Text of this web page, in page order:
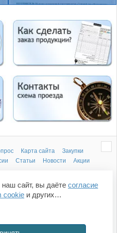
Карта сайта
Закупки
Статьи Новости Акции
шоссе Энтузиастов д. 2
сайт, вы даёте согласие
cookieи других
на сайте и т.
сайта, проведения